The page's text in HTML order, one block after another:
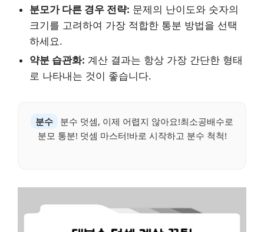
분모가 다른 경우 전략: 문제의 난이도와 숫자의
크기를 고려하여 가장 적합한 통분 방법을 선택
하세요.
약분 습관화: 계산 결과는 항상 가장 간단한 형태
로 나타내는 것이 좋습니다.
분수
분수 덧셈, 이제 어렵지 않아요!최소공배수로
분모 통분! 덧셈 마스터!바로 시작하고 분수 척척!